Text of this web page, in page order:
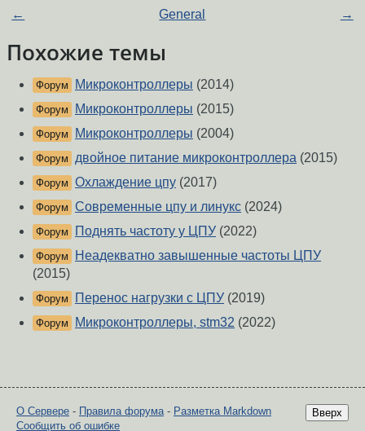
← General →
Похожие темы
Форум Микроконтроллеры (2014)
Форум Микроконтроллеры (2015)
Форум Микроконтроллеры (2004)
Форум двойное питание микроконтроллера (2015)
Форум Охлаждение цпу (2017)
Форум Современные цпу и линукс (2024)
Форум Поднять частоту у ЦПУ (2022)
Форум
Неадекватно завышенные частоты ЦПУ
(2015)
Форум Перенос нагрузки с ЦПУ (2019)
Форум Микроконтроллеры, stm32 (2022)
Вверх
О Сервере - Правила форума- Разметка Markdown
Сообщить об ошибке